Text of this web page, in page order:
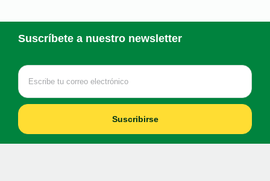
Suscríbete a nuestro newsletter
Suscribirse